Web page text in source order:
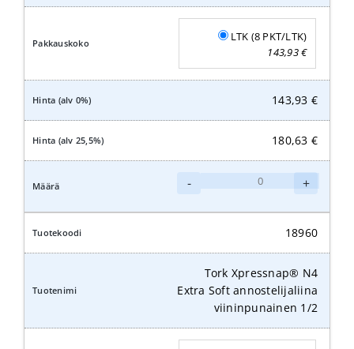
LTK (8 PKT/LTK)
143,93€
143,93 €
180,63 €
-
N4
Soft
annostelijaliina
musta
+
18960
Tork Xpressnap® N4
Extra Soft annostelijaliina
viininpunainen 1/2